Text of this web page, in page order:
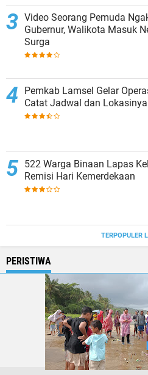
Video Seorang Pemuda
Gubernur, Walikota Masuk
Surga
Pemkab Lamsel Gelar
Catat Jadwal dan Lokasinya
522 Warga Binaan Lapas
Remisi Hari Kemerdekaan
TERPOPULER
PERISTIWA